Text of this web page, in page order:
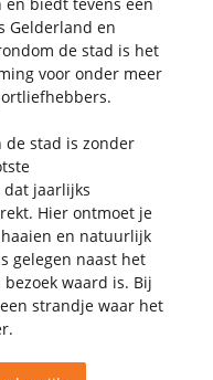
Gelderland en
de stad is het
voor onder meer
de stad is zonder
dat jaarlijks
Hier ontmoet je
en natuurlijk
gelegen naast het
waard is. Bij
strandje waar het